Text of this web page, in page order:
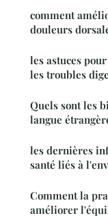
comment
douleurs
les astuces
les troubles
Quels sont les
langue
les dernières
santé liés à
Comment la
améliorer